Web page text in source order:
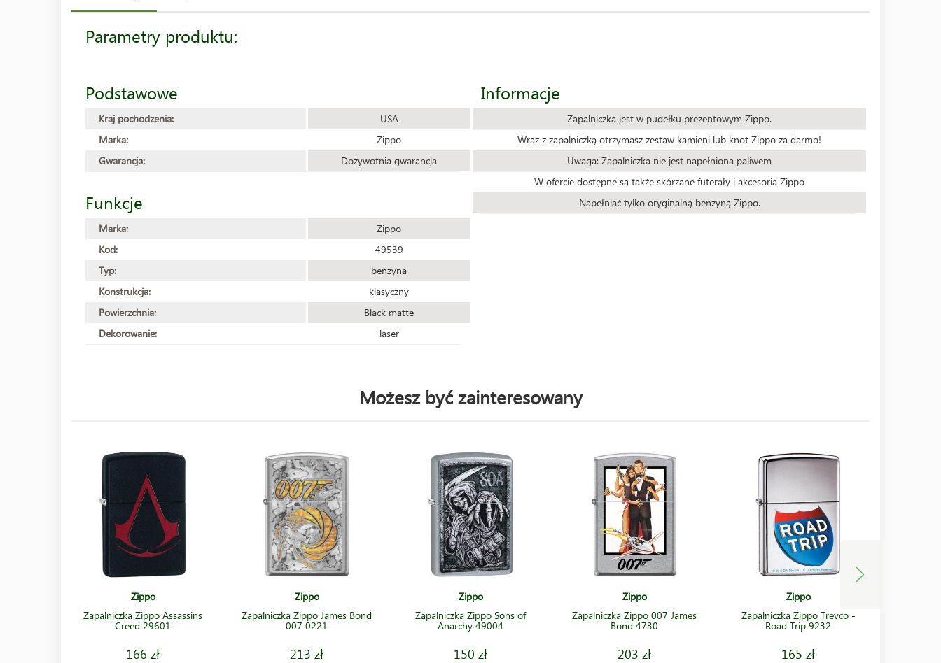
Parametry produktu:
Podstawowe
Kraj pochodzenia:
USA
Marka:
Zippo
Gwarancja:
Dożywotnia gwarancja
Funkcje
Marka:
Zippo
Kod:
49539
Typ:
benzyna
Konstrukcja:
klasyczny
Powierzchnia:
Black matte
Dekorowanie:
laser
Informacje
Zapalniczka jest w pudełku prezentowym Zippo.
Wraz z zapalniczką otrzymasz zestaw kamieni lub knot Zippo za darmo!
Uwaga: Zapalniczka nie jest napełniona paliwem
W ofercie dostępne są także skórzane futerały i akcesoria Zippo
Napełniać tylko oryginalną benzyną Zippo.
Możesz być zainteresowany
Zippo
Zapalniczka Zippo Assassins
Creed 29601
166 zł
Zippo
Zapalniczka Zippo James Bond
007 0221
213 zł
Zippo
Zapalniczka Zippo Sons of
Anarchy 49004
150 zł
Zippo
Zapalniczka Zippo 007 James
Bond 4730
203 zł
Zippo
Zapalniczka Zippo Trevco -
Road Trip 9232
165 zł